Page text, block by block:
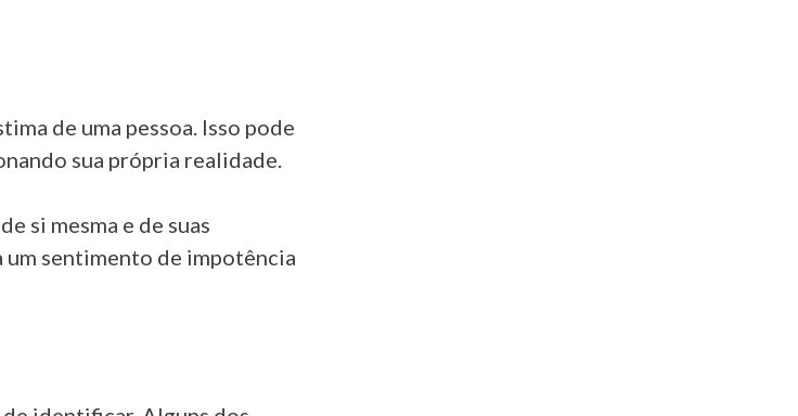
de uma pessoa. Isso pode
sua própria realidade.
si mesma e de suas
um sentimento de impotência